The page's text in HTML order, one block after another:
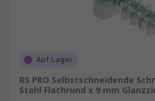
Auf Lager
RS PRO Selbstschneidende
Stahl Flachrund x 9 mm